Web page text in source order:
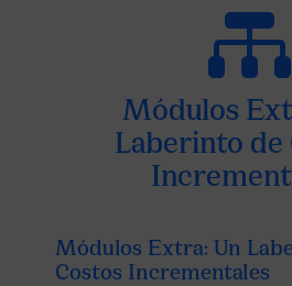

Módulos
Laberinto de
Módulos Extra: Un
Costos Incrementales